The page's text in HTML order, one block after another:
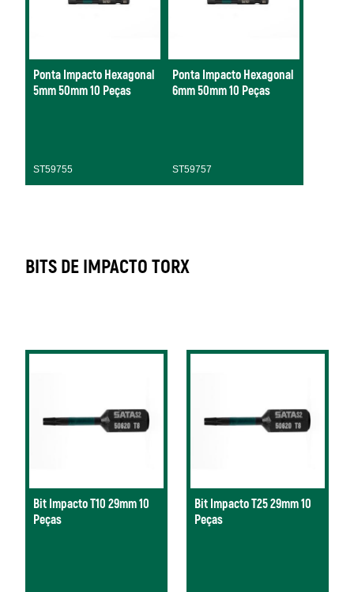
Ponta Impacto Hexagonal
5mm 50mm 10 Peças
ST59755
Ponta Impacto Hexagonal
6mm 50mm 10 Peças
ST59757
BITS DE IMPACTO TORX
Bit Impacto T10 29mm 10
Peças
Bit Impacto T25 29mm 10
Peças